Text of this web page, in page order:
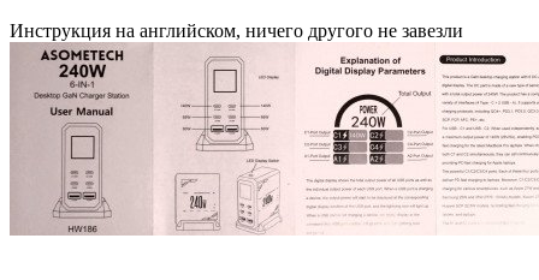
Инструкция на английском, ничего другого не завезли